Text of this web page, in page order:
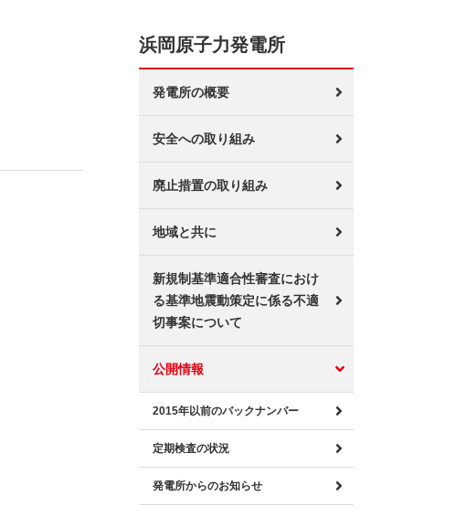
浜岡原子力発電所
発電所の概要
安全への取り組み
廃止措置の取り組み
地域と共に
新規制基準適合性審査におけ
る基準地震動策定に係る不適
切事案について
公開情報
2015年以前のバックナンバー
定期検査の状況
発電所からのお知らせ